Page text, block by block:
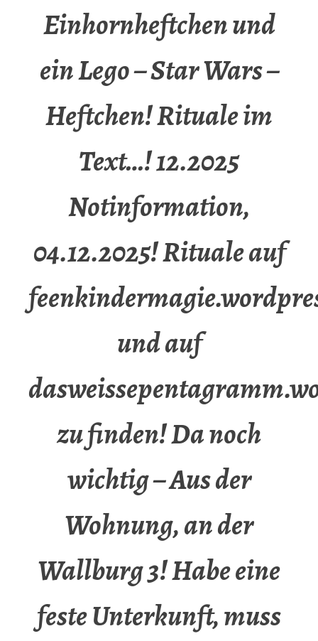
Einhornheftchen und
ein Lego – Star Wars –
Heftchen! Rituale im
Text…! 12.2025
Notinformation,
04.12.2025! Rituale auf
und auf
zu finden! Da noch
wichtig – Aus der
Wohnung, an der
Wallburg 3! Habe eine
feste Unterkunft, muss